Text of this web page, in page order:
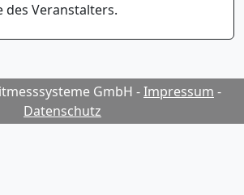
des Veranstalters.
GmbH -Impressum -
Datenschutz